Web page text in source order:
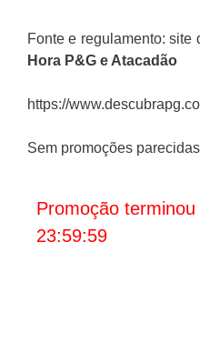
Fonte e regulamento: site
Hora P&G e Atacadão
https://
Sem promoções parecidas
Promoção
23:59:59